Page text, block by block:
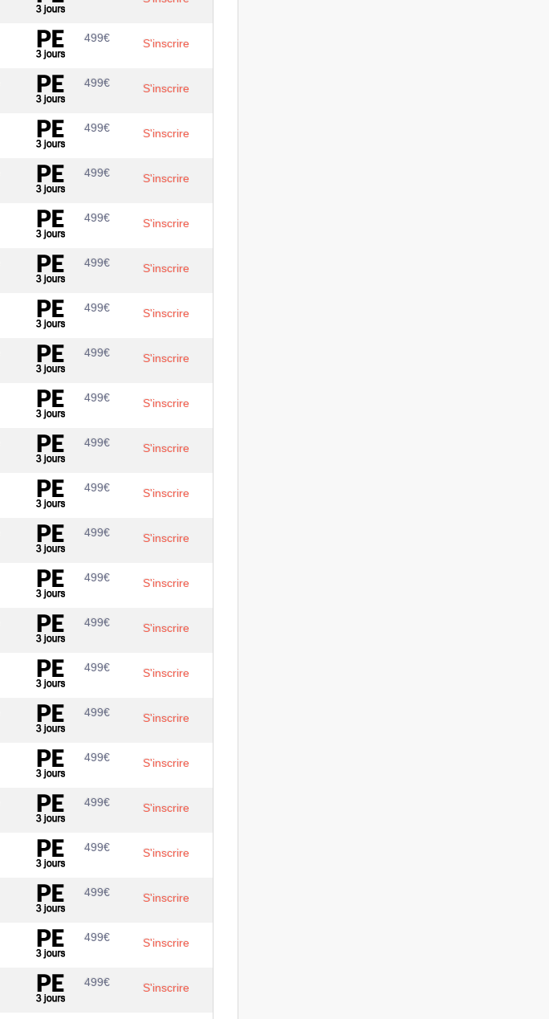
499€ S'inscrire
499€ S'inscrire
499€ S'inscrire
499€ S'inscrire
499€ S'inscrire
499€ S'inscrire
499€ S'inscrire
499€ S'inscrire
499€ S'inscrire
499€ S'inscrire
499€ S'inscrire
499€ S'inscrire
499€ S'inscrire
499€ S'inscrire
499€ S'inscrire
499€ S'inscrire
499€ S'inscrire
499€ S'inscrire
499€ S'inscrire
499€ S'inscrire
499€ S'inscrire
499€ S'inscrire